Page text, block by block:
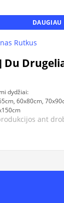
DAUGIAU
Rutkus
Du
dydžiai:
60x80cm,
ant